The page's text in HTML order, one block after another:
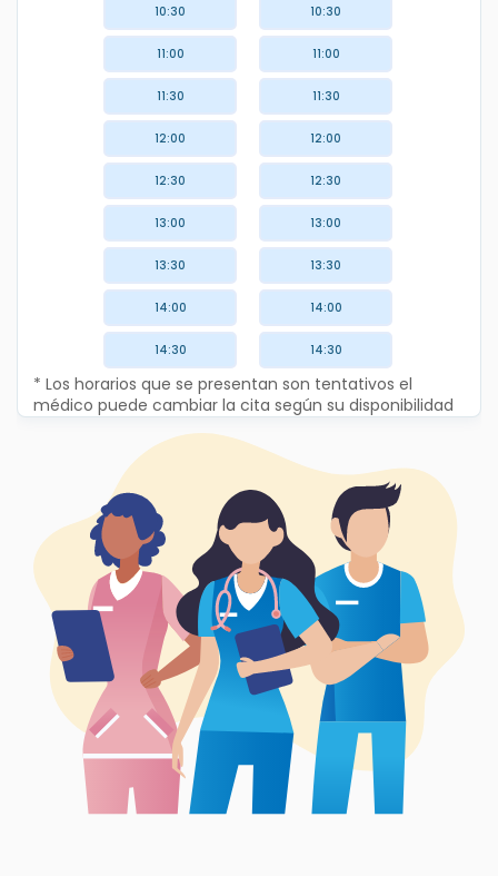
10:30
11:00
11:30
12:00
12:30
13:00
13:30
14:00
14:30
10:30
11:00
11:30
12:00
12:30
13:00
13:30
14:00
14:30
* Los horarios que se presentan son tentativos el
médico puede cambiar la cita según su disponibilidad